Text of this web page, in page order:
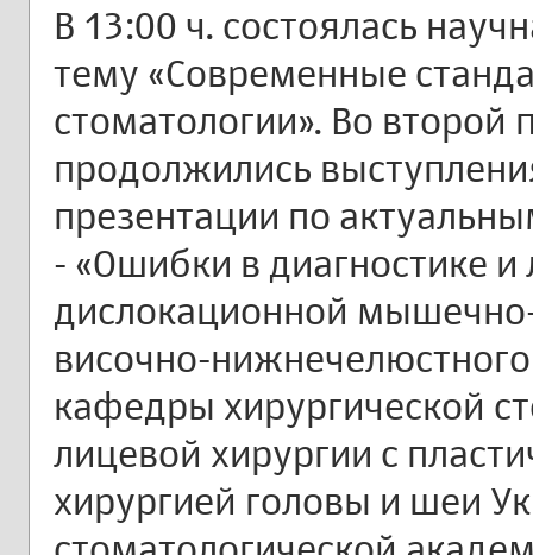
В 13:00 ч. состоялась
тему «Современные
стоматологии». Во второй
продолжились
презентации по
- «Ошибки в диагностике
дислокационной
височно-
кафедры хирургической
лицевой хирургии с
хирургией головы и шеи